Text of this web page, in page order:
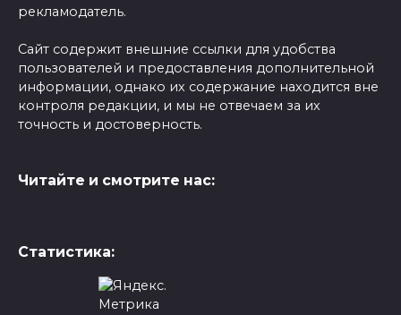
рекламодатель.
Сайт содержит внешние ссылки для удобства
пользователей и предоставления дополнительной
информации, однако их содержание находится вне
контроля редакции, и мы не отвечаем за их
точность и достоверность.
Читайте и смотрите нас:
Статистика: